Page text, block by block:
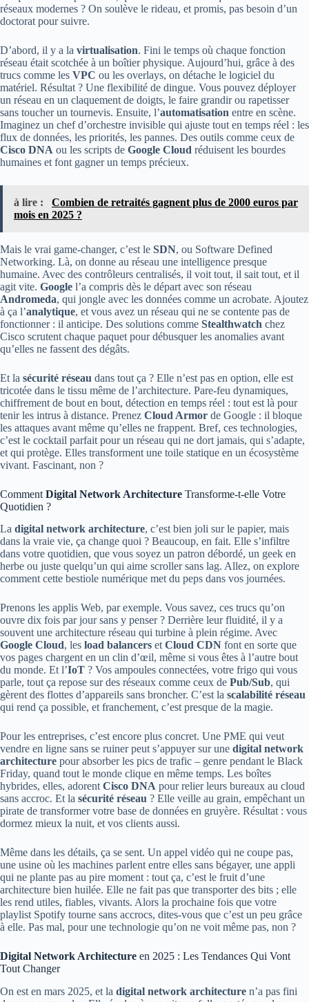
réseaux modernes ? On soulève le rideau, et promis, pas besoin d’un
doctorat pour suivre.
D’abord, il y a la virtualisation. Fini le temps où chaque fonction
réseau était scotchée à un boîtier physique. Aujourd’hui, grâce à des
trucs comme les VPC ou les overlays, on détache le logiciel du
matériel. Résultat ? Une flexibilité de dingue. Vous pouvez déployer
un réseau en un claquement de doigts, le faire grandir ou rapetisser
sans toucher un tournevis. Ensuite, l’automatisation entre en scène.
Imaginez un chef d’orchestre invisible qui ajuste tout en temps réel : les
flux de données, les priorités, les pannes. Des outils comme ceux de
Cisco DNA ou les scripts de Google Cloud réduisent les bourdes
humaines et font gagner un temps précieux.
à lire :
Combien de retraités gagnent plus de 2000 euros par
mois en 2025 ?
Mais le vrai game-changer, c’est le SDN, ou Software Defined
Networking. Là, on donne au réseau une intelligence presque
humaine. Avec des contrôleurs centralisés, il voit tout, il sait tout, et il
agit vite. Google l’a compris dès le départ avec son réseau
Andromeda, qui jongle avec les données comme un acrobate. Ajoutez
à ça l’analytique, et vous avez un réseau qui ne se contente pas de
fonctionner : il anticipe. Des solutions comme Stealthwatch chez
Cisco scrutent chaque paquet pour débusquer les anomalies avant
qu’elles ne fassent des dégâts.
Et la sécurité réseau dans tout ça ? Elle n’est pas en option, elle est
tricotée dans le tissu même de l’architecture. Pare-feu dynamiques,
chiffrement de bout en bout, détection en temps réel : tout est là pour
tenir les intrus à distance. Prenez Cloud Armor de Google : il bloque
les attaques avant même qu’elles ne frappent. Bref, ces technologies,
c’est le cocktail parfait pour un réseau qui ne dort jamais, qui s’adapte,
et qui protège. Elles transforment une toile statique en un écosystème
vivant. Fascinant, non ?
Comment Digital Network Architecture Transforme-t-elle Votre
Quotidien ?
La digital network architecture, c’est bien joli sur le papier, mais
dans la vraie vie, ça change quoi ? Beaucoup, en fait. Elle s’infiltre
dans votre quotidien, que vous soyez un patron débordé, un geek en
herbe ou juste quelqu’un qui aime scroller sans lag. Allez, on explore
comment cette bestiole numérique met du peps dans vos journées.
Prenons les applis Web, par exemple. Vous savez, ces trucs qu’on
ouvre dix fois par jour sans y penser ? Derrière leur fluidité, il y a
souvent une architecture réseau qui turbine à plein régime. Avec
Google Cloud, les load balancers etCloud CDN font en sorte que
vos pages chargent en un clin d’œil, même si vous êtes à l’autre bout
du monde. Et l’IoT ? Vos ampoules connectées, votre frigo qui vous
parle, tout ça repose sur des réseaux comme ceux de Pub/Sub, qui
gèrent des flottes d’appareils sans broncher. C’est la scalabilité réseau
qui rend ça possible, et franchement, c’est presque de la magie.
Pour les entreprises, c’est encore plus concret. Une PME qui veut
vendre en ligne sans se ruiner peut s’appuyer sur une digital network
architecture pour absorber les pics de trafic – genre pendant le Black
Friday, quand tout le monde clique en même temps. Les boîtes
hybrides, elles, adorentCisco DNA pour relier leurs bureaux au cloud
sans accroc. Et la sécurité réseau ? Elle veille au grain, empêchant un
pirate de transformer votre base de données en gruyère. Résultat : vous
dormez mieux la nuit, et vos clients aussi.
Même dans les détails, ça se sent. Un appel vidéo qui ne coupe pas,
une usine où les machines parlent entre elles sans bégayer, une appli
qui ne plante pas au pire moment : tout ça, c’est le fruit d’une
architecture bien huilée. Elle ne fait pas que transporter des bits ; elle
les rend utiles, fiables, vivants. Alors la prochaine fois que votre
playlist Spotify tourne sans accrocs, dites-vous que c’est un peu grâce
à elle. Pas mal, pour une technologie qu’on ne voit même pas, non ?
Digital Network Architecture en 2025 : Les Tendances Qui Vont
Tout Changer
On est en mars 2025, et la digital network architecture n’a pas fini